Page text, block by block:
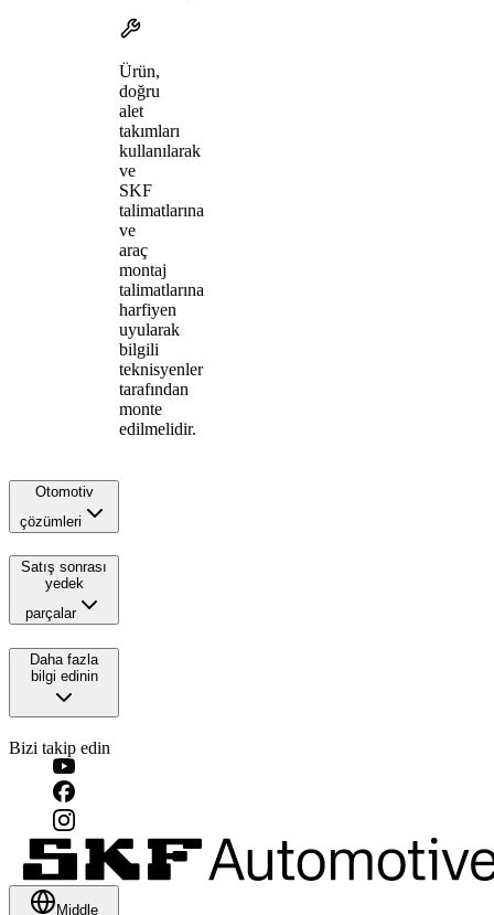
Ürün,
doğru
alet
takımları
kullanılarak
ve
SKF
talimatlarına
ve
araç
montaj
talimatlarına
harfiyen
uyularak
bilgili
teknisyenler
tarafından
monte
edilmelidir.
Otomotiv
çözümleri
Satış sonrası
yedek
parçalar
Daha fazla
bilgi edinin
Bizi takip edin
Middle